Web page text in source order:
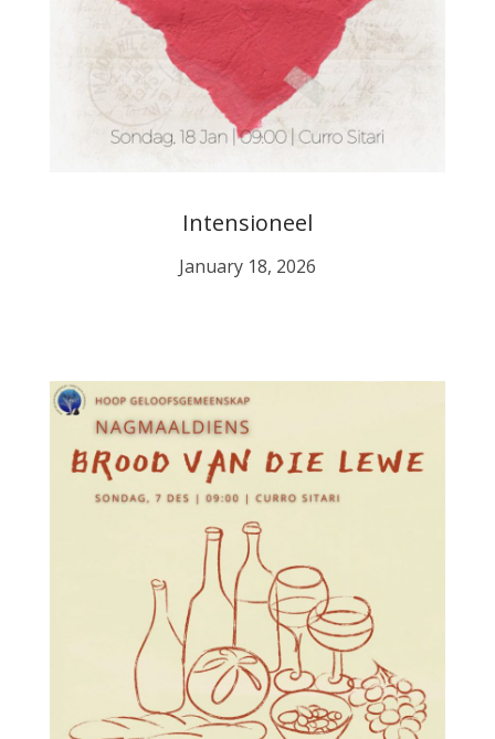
Intensioneel
January 18, 2026